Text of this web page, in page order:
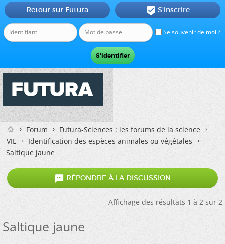
Se souvenir de moi ?
Retour sur Futura  S'inscrire
Forum
Futura-Sciences : les forums de la science
VIE
Identification des espèces animales ou végétales
Saltique jaune
 RÉPONDRE À LA DISCUSSION
Affichage des résultats 1 à 2 sur 2
Saltique jaune